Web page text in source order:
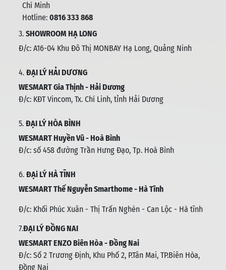
Chí Minh
Hotline: 0816 333 868
3. SHOWROOM HẠ LONG
Đ/c: A16-04 Khu Đô Thị MONBAY Hạ Long, Quảng Ninh
4. ĐẠI LÝ HẢI DƯƠNG
WESMART Gia Thịnh - Hải Dương
Đ/c: KĐT Vincom, Tx. Chí Linh, tỉnh Hải Dương
5. ĐẠI LÝ HÒA BÌNH
WESMART Huyền Vũ - Hoà Bình
Đ/c: số 458 đường Trần Hưng Đạo, Tp. Hoà Bình
6. ĐẠi LÝ HÀ TĨNH
WESMART Thế Nguyễn Smarthome - Hà Tĩnh
Đ/c: Khối Phúc Xuân - Thị Trấn Nghèn - Can Lộc - Hà tĩnh
7.ĐẠI LÝ ĐỒNG NAI
WESMART ENZO Biên Hòa - Đồng Nai
Đ/c: Số 2 Trương Định, Khu Phố 2, P.Tân Mai, TP.Biên Hòa,
Đồng Nai